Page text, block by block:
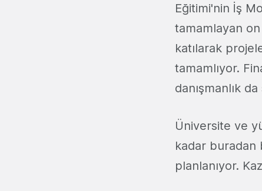
Eğitimi'nin İş
tamamlayan on
katılarak
tamamlıyor.
danışmanlık da
Üniversite ve
kadar buradan
planlanıyor.